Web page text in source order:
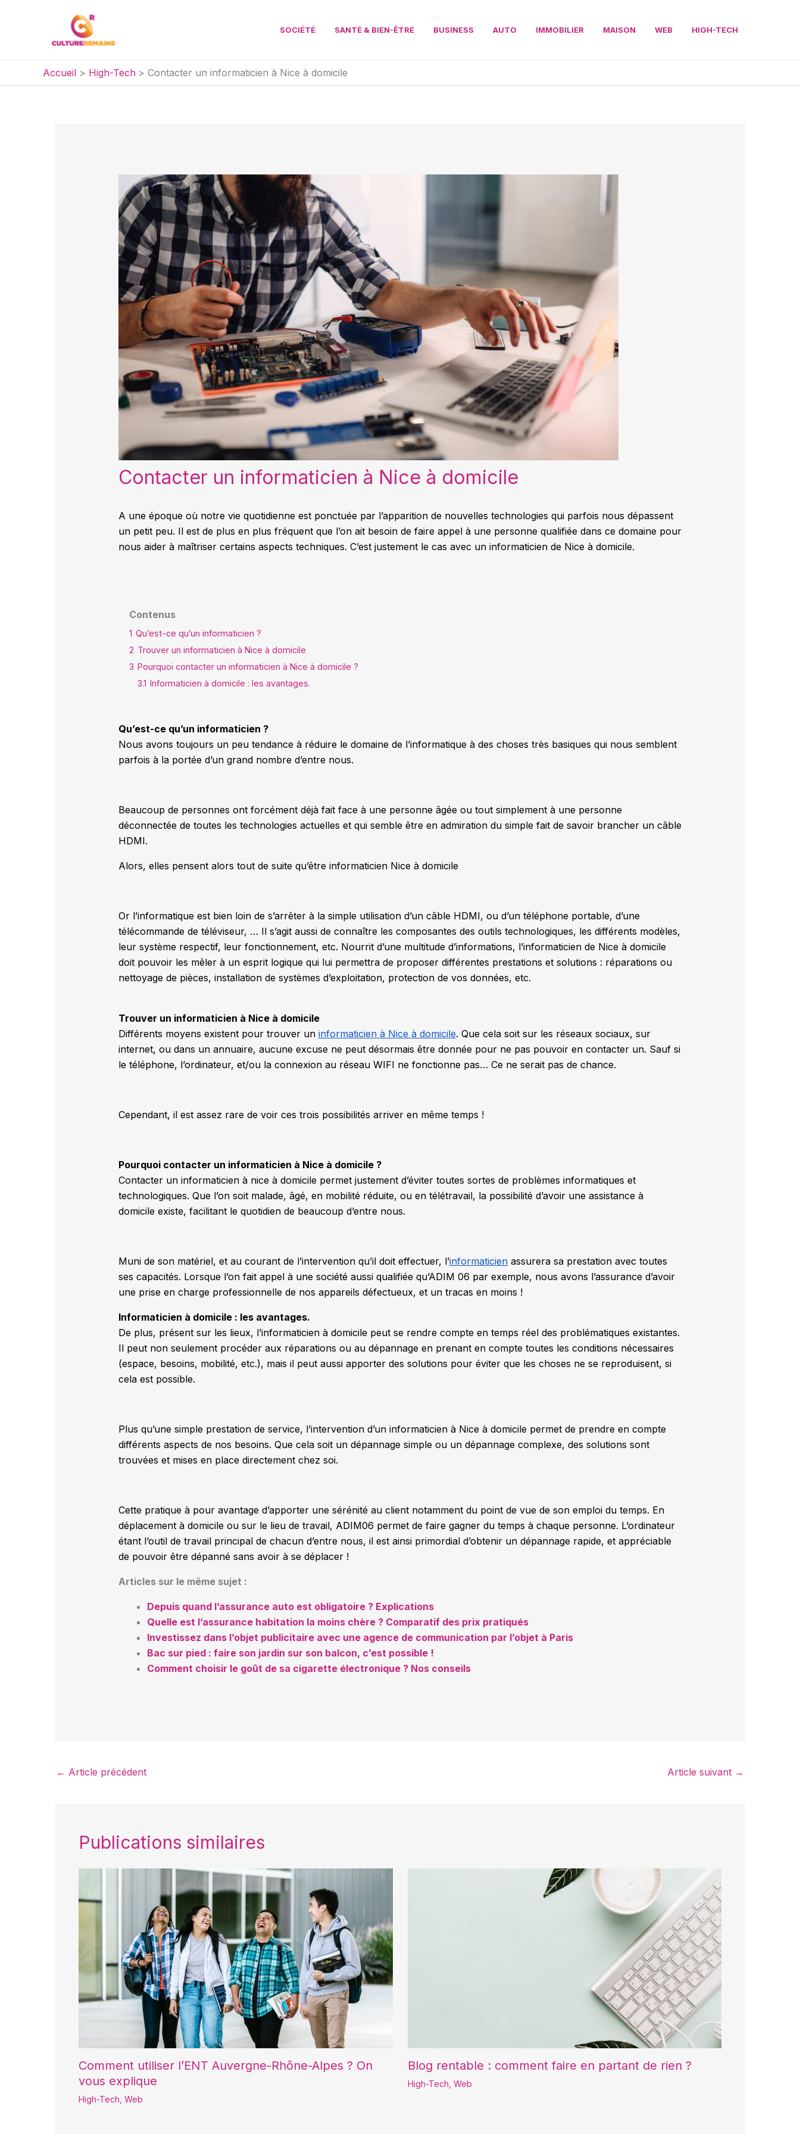
SOCIÉTÉ SANTÉ & BIEN-ÊTRE BUSINESS AUTO IMMOBILIER MAISON WEB HIGH-TECH
Accueil High-Tech Contacter un informaticien à Nice à domicile
Contacter un informaticien à Nice à domicile
A une époque où notre vie quotidienne est ponctuée par l’apparition de nouvelles technologies qui parfois nous dépassent
un petit peu. Il est de plus en plus fréquent que l’on ait besoin de faire appel à une personne qualifiée dans ce domaine pour
nous aider à maîtriser certains aspects techniques. C’est justement le cas avec un informaticien de Nice à domicile.
Contenus
1 Qu’est-ce qu’un informaticien ?
2 Trouver un informaticien à Nice à domicile
3 Pourquoi contacter un informaticien à Nice à domicile ?
3.1 Informaticien à domicile : les avantages.
Qu’est-ce qu’un informaticien ?
Nous avons toujours un peu tendance à réduire le domaine de l’informatique à des choses très basiques qui nous semblent
parfois à la portée d’un grand nombre d’entre nous.
Beaucoup de personnes ont forcément déjà fait face à une personne âgée ou tout simplement à une personne
déconnectée de toutes les technologies actuelles et qui semble être en admiration du simple fait de savoir brancher un câble
HDMI.
Alors, elles pensent alors tout de suite qu’être informaticien Nice à domicile
Or l’informatique est bien loin de s’arrêter à la simple utilisation d’un câble HDMI, ou d’un téléphone portable, d’une
télécommande de téléviseur, … Il s’agit aussi de connaître les composantes des outils technologiques, les différents modèles,
leur système respectif, leur fonctionnement, etc. Nourrit d’une multitude d’informations, l’informaticien de Nice à domicile
doit pouvoir les mêler à un esprit logique qui lui permettra de proposer différentes prestations et solutions : réparations ou
nettoyage de pièces, installation de systèmes d’exploitation, protection de vos données, etc.
Trouver un informaticien à Nice à domicile
Différents moyens existent pour trouver un informaticien à Nice à domicile. Que cela soit sur les réseaux sociaux, sur
internet, ou dans un annuaire, aucune excuse ne peut désormais être donnée pour ne pas pouvoir en contacter un. Sauf si
le téléphone, l’ordinateur, et/ou la connexion au réseau WIFI ne fonctionne pas… Ce ne serait pas de chance.
Cependant, il est assez rare de voir ces trois possibilités arriver en même temps !
Pourquoi contacter un informaticien à Nice à domicile ?
Contacter un informaticien à nice à domicile permet justement d’éviter toutes sortes de problèmes informatiques et
technologiques. Que l’on soit malade, âgé, en mobilité réduite, ou en télétravail, la possibilité d’avoir une assistance à
domicile existe, facilitant le quotidien de beaucoup d’entre nous.
Muni de son matériel, et au courant de l’intervention qu’il doit effectuer, l’informaticienassurera sa prestation avec toutes
ses capacités. Lorsque l’on fait appel à une société aussi qualifiée qu’ADIM 06 par exemple, nous avons l’assurance d’avoir
une prise en charge professionnelle de nos appareils défectueux, et un tracas en moins !
Informaticien à domicile : les avantages.
De plus, présent sur les lieux, l’informaticien à domicile peut se rendre compte en temps réel des problématiques existantes.
Il peut non seulement procéder aux réparations ou au dépannage en prenant en compte toutes les conditions nécessaires
(espace, besoins, mobilité, etc.), mais il peut aussi apporter des solutions pour éviter que les choses ne se reproduisent, si
cela est possible.
Plus qu’une simple prestation de service, l’intervention d’un informaticien à Nice à domicile permet de prendre en compte
différents aspects de nos besoins. Que cela soit un dépannage simple ou un dépannage complexe, des solutions sont
trouvées et mises en place directement chez soi.
Cette pratique à pour avantage d’apporter une sérénité au client notamment du point de vue de son emploi du temps. En
déplacement à domicile ou sur le lieu de travail, ADIM06 permet de faire gagner du temps à chaque personne. L’ordinateur
étant l’outil de travail principal de chacun d’entre nous, il est ainsi primordial d’obtenir un dépannage rapide, et appréciable
de pouvoir être dépanné sans avoir à se déplacer !
Articles sur le même sujet :
Depuis quand l’assurance auto est obligatoire ? Explications
Quelle est l’assurance habitation la moins chère ? Comparatif des prix pratiqués
Investissez dans l’objet publicitaire avec une agence de communication par l’objet à Paris
Bac sur pied : faire son jardin sur son balcon, c’est possible !
Comment choisir le goût de sa cigarette électronique ? Nos conseils
← Article précédent Article suivant →
Publications similaires
Comment utiliser l’ENT Auvergne-Rhône-Alpes ? On
vous explique
High-Tech Web
Blog rentable : comment faire en partant de rien ?
High-Tech Web